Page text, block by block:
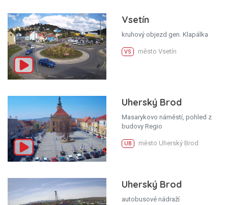
Vsetín
kruhový objezd gen. Klapálka
VS město Vsetín
Uherský Brod
Masarykovo náměstí, pohled z
budovy Regio
UB město Uherský Brod
Uherský Brod
autobusové nádraží